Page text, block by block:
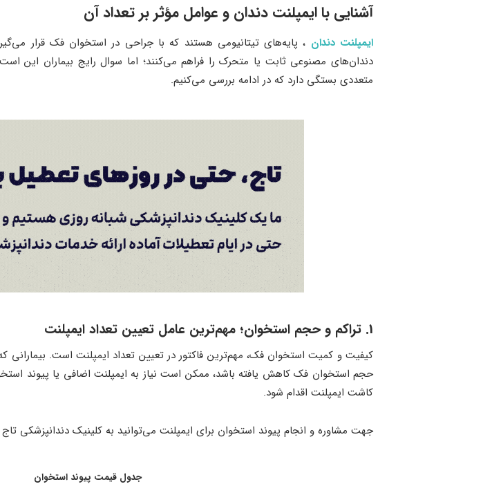
آشنایی با ایمپلنت دندان و عوامل مؤثر بر تعداد آن
ایمپلنت دندان ، پایه‌های تیتانیومی هستند که با جراحی در استخوان فک قرار
دندان‌های مصنوعی ثابت یا متحرک را فراهم می‌کنند؛ اما سوال رایج بیماران این
متعددی بستگی دارد که در ادامه بررسی می‌کنیم.
1. تراکم و حجم استخوان؛ مهم‌ترین عامل تعیین تعداد ایمپلنت
کیفیت و کمیت استخوان فک، مهم‌ترین فاکتور در تعیین تعداد ایمپلنت است. بیمارانی که
حجم استخوان فک کاهش یافته باشد، ممکن است نیاز به ایمپلنت اضافی یا پیوند
کاشت ایمپلنت اقدام شود.
جهت مشاوره و انجام پیوند استخوان برای ایمپلنت می‌توانید به کلینیک دندانپزشکی
جدول قیمت پیوند استخوان